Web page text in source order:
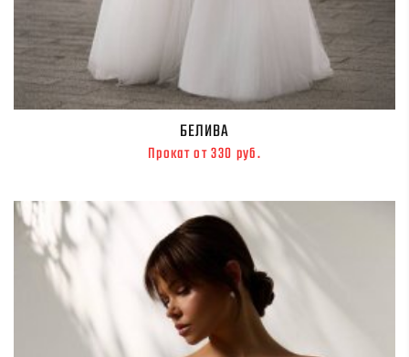
БЕЛИВА
Прокат от 330 руб.